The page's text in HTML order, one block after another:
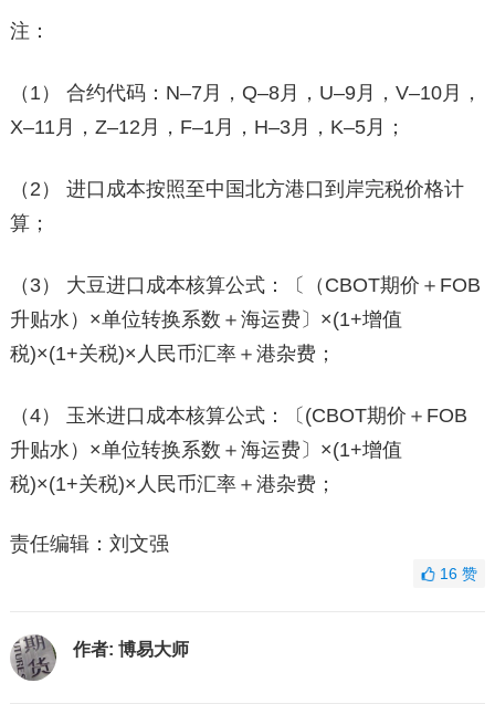
注：
（1） 合约代码：N–7月，Q–8月，U–9月，V–10月，
X–11月，Z–12月，F–1月，H–3月，K–5月；
（2） 进口成本按照至中国北方港口到岸完税价格计
算；
（3） 大豆进口成本核算公式：〔（CBOT期价＋FOB
升贴水）×单位转换系数＋海运费〕×(1+增值
税)×(1+关税)×人民币汇率＋港杂费；
（4） 玉米进口成本核算公式：〔(CBOT期价＋FOB
升贴水）×单位转换系数＋海运费〕×(1+增值
税)×(1+关税)×人民币汇率＋港杂费；
责任编辑：刘文强
16赞
作者: 博易大师